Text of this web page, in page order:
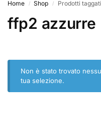
Home / Shop / Prodotti
ffp2 azzurre
Non è stato trovato
tua selezione.